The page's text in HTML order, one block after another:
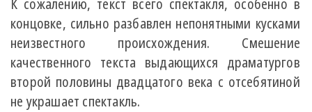
К сожалению, текст всего спектакля, особенно в
концовке, сильно разбавлен непонятными кусками
неизвестного происхождения. Смешение
качественного текста выдающихся драматургов
второй половины двадцатого века с отсебятиной
не украшает спектакль.